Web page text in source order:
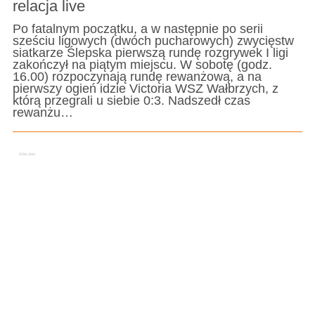
relacja live
Po fatalnym początku, a w następnie po serii
sześciu ligowych (dwóch pucharowych) zwycięstw
siatkarze Ślepska pierwszą rundę rozgrywek I ligi
zakończył na piątym miejscu. W sobotę (godz.
16.00) rozpoczynają rundę rewanżową, a na
pierwszy ogień idzie Victoria WSZ Wałbrzych, z
którą przegrali u siebie 0:3. Nadszedł czas
rewanżu…